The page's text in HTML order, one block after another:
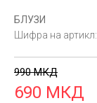
БЛУЗИ
Шифра на артикл:
990 МКД
690 МКД